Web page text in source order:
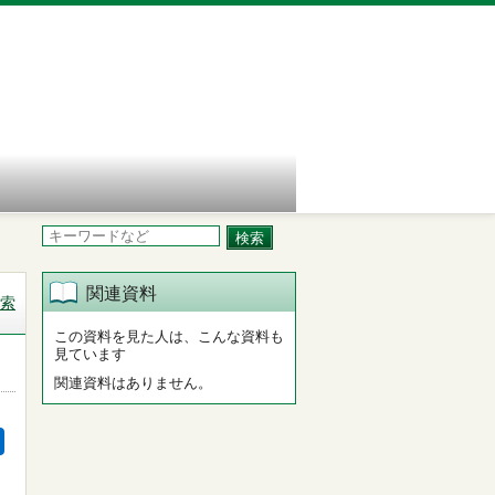
関連資料
この資料を見た人は、こんな資料も
見ています
関連資料はありません。